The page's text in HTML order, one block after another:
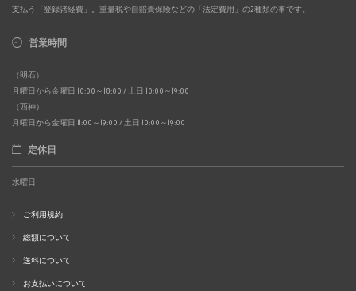
支払う「登録諸経費」。重量税や自賠責保険などの「法定費用」の2種類の事です。
営業時間
（明石）
月曜日から金曜日 10:00～18:00 / 土日 10:00～19:00
（西神）
月曜日から金曜日 11:00～19:00 / 土日 10:00～19:00
定休日
水曜日
ご利用規約
総額について
送料について
お支払いについて